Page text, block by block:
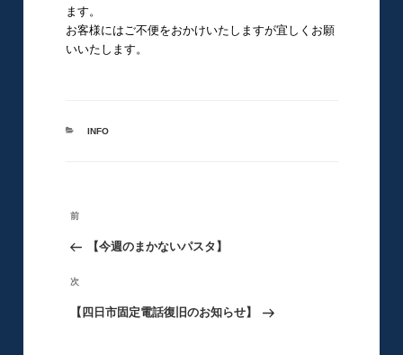
ます。
お客様にはご不便をおかけいたしますが宜しくお願
いいたします。
カ
INFO
投
ナ
ビ
ー
前
の
投
稿
前
【今週のまかないパスタ】
次
の
次
【四日市固定電話復旧のお知らせ】